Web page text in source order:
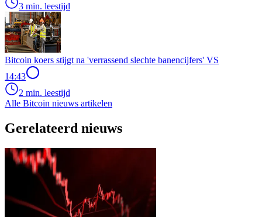
3 min. leestijd
Bitcoin koers stijgt na 'verrassend slechte banencijfers' VS
14:43
2 min. leestijd
Alle Bitcoin nieuws artikelen
Gerelateerd nieuws